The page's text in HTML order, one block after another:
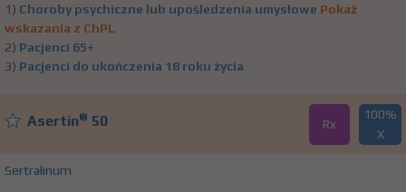
1) Choroby psychiczne lub upośledzenia umysłowe Pokaż
wskazania z ChPL
2) Pacjenci 65+
3) Pacjenci do ukończenia 18 roku życia
Asertin® 50 Rx
100%
X
Sertralinum